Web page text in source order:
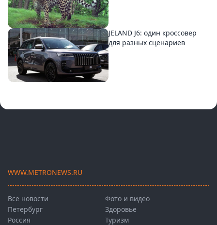
JELAND J6: один кроссовер
для разных сценариев
WWW.METRONEWS.RU
Все новости
Петербург
Россия
Фото и видео
Здоровье
Туризм